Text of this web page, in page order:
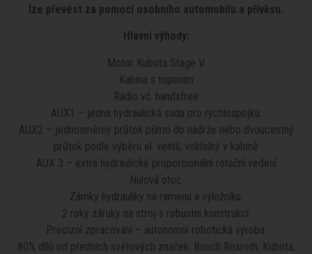
lze převést za pomoci osobního automobilu a přívěsu.
Hlavní výhody:
Motor Kubota Stage V
Kabina s topením
Rádio vč. handsfree
AUX1 – jedna hydraulická sada pro rychlospojku.
AUX2 – jednosměrný průtok přímo do nádrže nebo dvoucestný
průtok podle výběru el. ventil, volitelný v kabině
AUX 3 – extra hydraulické proporcionální rotační vedení
Nulová otoč.
Zámky hydrauliky na ramenu a výložníku.
2 roky záruky na stroj s robustní konstrukcí.
Precizní zpracování – autonomní robotická výroba.
80% dílů od předních světových značek: Bosch Rexroth, Kubota,